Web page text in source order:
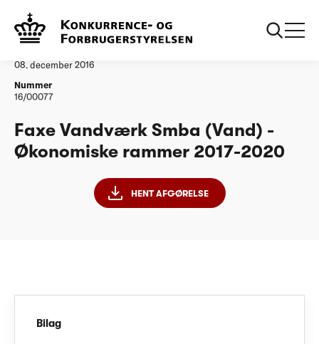
Vandtilsyn
08. december 2016
Nummer
16/00077
Faxe Vandværk Smba (Vand) -
Økonomiske rammer 2017-2020
HENT AFGØRELSE
Bilag